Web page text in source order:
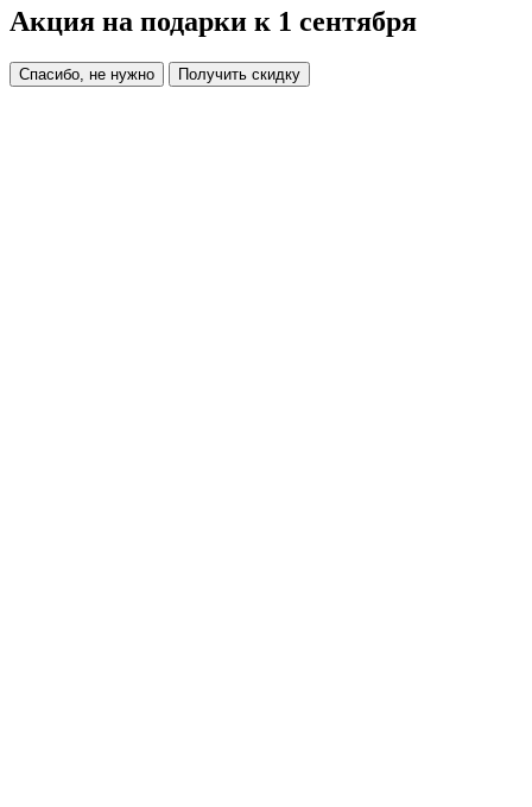
Акция на подарки к 1 сентября
Спасибо, не нужно Получить скидку